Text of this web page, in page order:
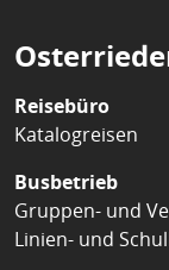
Reisebüro
Katalogreisen
Busbetrieb
Gruppen- und
Linien- und